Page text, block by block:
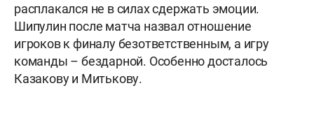
расплакался не в силах сдержать эмоции.
Шипулин после матча назвал отношение
игроков к финалу безответственным, а игру
команды – бездарной. Особенно досталось
Казакову и Митькову.